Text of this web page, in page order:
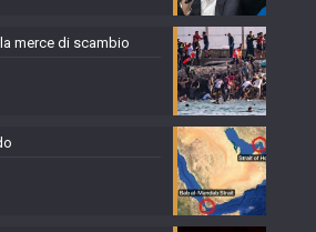
merce di scambio